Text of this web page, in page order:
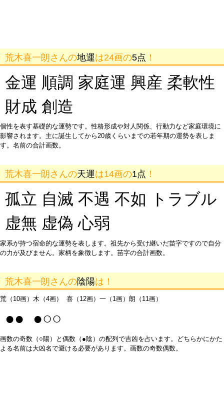
荒木喜一朗さんの地運は24画の5点 ！
金運 順調 家庭運 興産 柔軟性
財成 創造
個性を表す基礎的な運勢です。性格形成や対人関係、行動力など家庭環境に
影響されます。主に誕生してから20歳くらいまでの若年期の運勢を表しま
す。名前の合計画数。
荒木喜一朗さんの天運は14画の1点 ！
孤立 自滅 不遇 不如 トラブル
虚無 虚偽 心弱
家系が持つ宿命的な運勢を表します。祖先から受け継いだ苗字ですので自分
の力が及びません。家柄を象徴します。苗字の合計画数。
荒木喜一朗さんの陰陽は！
荒（10画）木（4画） 喜（12画）一（1画）朗（11画）
●● ●○○
画数の奇数（○陽）と偶数（●陰）の配列で吉凶を占います。どちらかにかた
よる名前は大凶名で避ける必要があります。画数の奇数偶数。